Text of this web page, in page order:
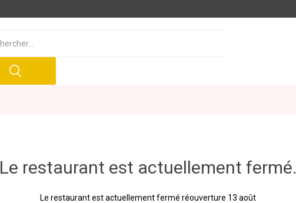
Le restaurant est actuellement fermé.
Le restaurant est actuellement fermé réouverture 13 août